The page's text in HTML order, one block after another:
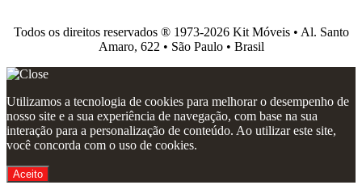
Todos os direitos reservados ®️ 1973-2026 Kit Móveis • Al. Santo
Amaro, 622 • São Paulo • Brasil
Utilizamos a tecnologia de cookies para melhorar o desempenho de
nosso site e a sua experiência de navegação, com base na sua
interação para a personalização de conteúdo. Ao utilizar este site,
você concorda com o uso de cookies.
Aceito